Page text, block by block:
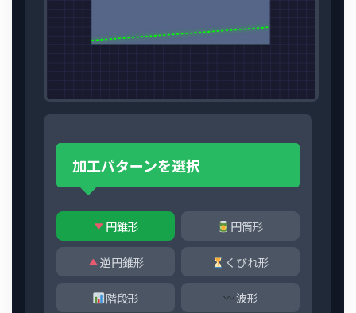
加工パターンを選択
円錐形 円筒形
逆円錐形 くびれ形
階段形 波形